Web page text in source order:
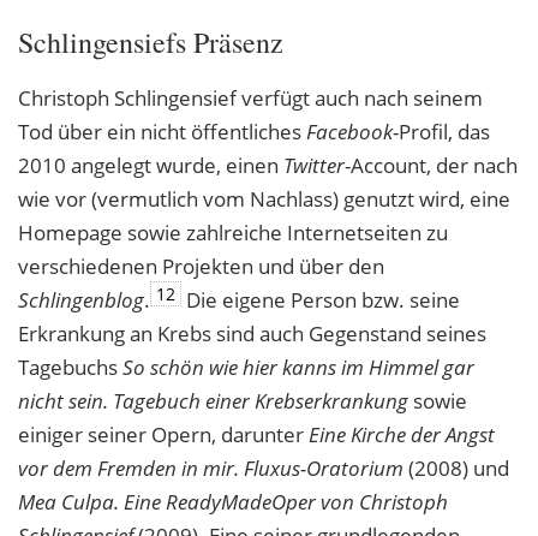
Schlingensiefs Präsenz
Christoph Schlingensief verfügt auch nach seinem
Tod über ein nicht öffentlichesFacebook-Profil, das
2010 angelegt wurde, einen Twitter-Account, der nach
wie vor (vermutlich vom Nachlass) genutzt wird, eine
Homepage sowie zahlreiche Internetseiten zu
verschiedenen Projekten und über den
Schlingenblog. 12 Die eigene Person bzw. seine
Erkrankung an Krebs sind auch Gegenstand seines
TagebuchsSo schön wie hier kanns im Himmel gar
nicht sein. Tagebuch einer Krebserkrankung sowie
einiger seiner Opern, darunterEine Kirche der Angst
vor dem Fremden in mir. Fluxus-Oratorium (2008) und
Mea Culpa. Eine ReadyMadeOper von Christoph